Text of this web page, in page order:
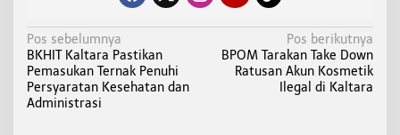
N
a
v
i
Pos sebelumnya
BKHIT Kaltara Pastikan
Pemasukan Ternak Penuhi
Persyaratan Kesehatan dan
Administrasi
Pos berikutnya
BPOM Tarakan Take Down
Ratusan Akun Kosmetik
Ilegal di Kaltara